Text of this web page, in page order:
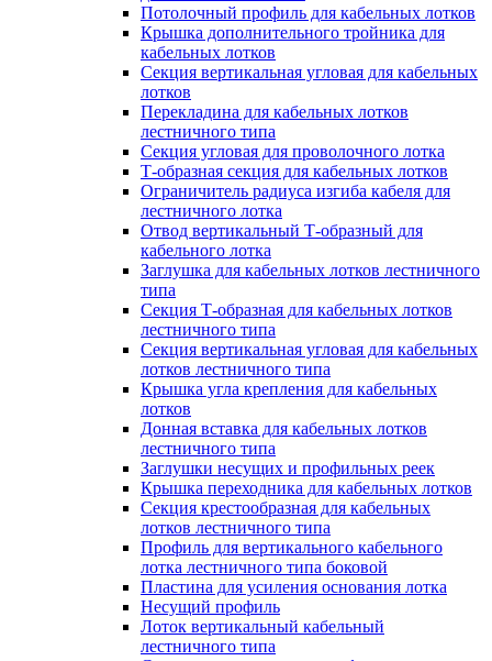
Потолочный профиль для кабельных лотков
Крышка дополнительного тройника для
кабельных лотков
Секция вертикальная угловая для кабельных
лотков
Перекладина для кабельных лотков
лестничного типа
Секция угловая для проволочного лотка
Т-образная секция для кабельных лотков
Ограничитель радиуса изгиба кабеля для
лестничного лотка
Отвод вертикальный Т-образный для
кабельного лотка
Заглушка для кабельных лотков лестничного
типа
Секция Т-образная для кабельных лотков
лестничного типа
Секция вертикальная угловая для кабельных
лотков лестничного типа
Крышка угла крепления для кабельных
лотков
Донная вставка для кабельных лотков
лестничного типа
Заглушки несущих и профильных реек
Крышка переходника для кабельных лотков
Секция крестообразная для кабельных
лотков лестничного типа
Профиль для вертикального кабельного
лотка лестничного типа боковой
Пластина для усиления основания лотка
Несущий профиль
Лоток вертикальный кабельный
лестничного типа